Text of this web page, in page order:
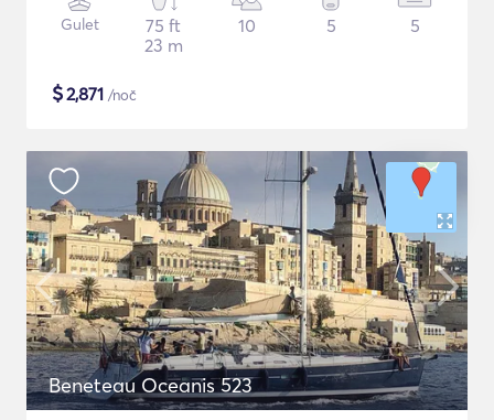
Gulet
75 ft
23 m
10 5 5
$2,871 /noč
Beneteau Oceanis 523